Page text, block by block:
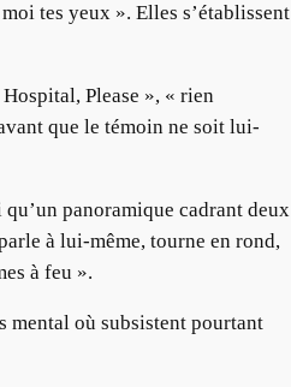
tes yeux ». Elles s’établissent
Please », « rien
que le témoin ne soit lui-
panoramique cadrant deux
à lui-même, tourne en rond,
à feu ».
mental où subsistent pourtant